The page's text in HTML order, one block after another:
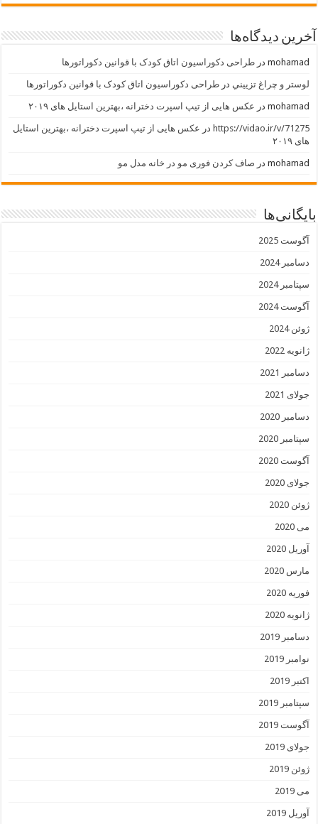
آخرین دیدگاه‌ها
mohamad درطراحی دکوراسیون اتاق کودک با قوانین دکوراتورها
لوستر و چراغ تزييني درطراحی دکوراسیون اتاق کودک با قوانین دکوراتورها
mohamad در عکس هایی از تیپ اسپرت دخترانه ،بهترین استایل های ۲۰۱۹
https://vidao.ir/v/71275 در عکس هایی از تیپ اسپرت دخترانه ،بهترین استایل
های ۲۰۱۹
mohamad در صاف کردن فوری مو در خانه مدل مو
بایگانی‌ها
آگوست 2025
دسامبر 2024
سپتامبر 2024
آگوست 2024
ژوئن 2024
ژانویه 2022
دسامبر 2021
جولای 2021
دسامبر 2020
سپتامبر 2020
آگوست 2020
جولای 2020
ژوئن 2020
می 2020
آوریل 2020
مارس 2020
فوریه 2020
ژانویه 2020
دسامبر 2019
نوامبر 2019
اکتبر 2019
سپتامبر 2019
آگوست 2019
جولای 2019
ژوئن 2019
می 2019
آوریل 2019